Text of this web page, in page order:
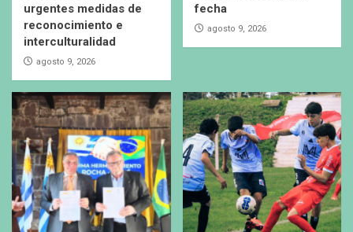
urgentes medidas de
reconocimiento e
interculturalidad
agosto 9, 2026
fecha
agosto 9, 2026